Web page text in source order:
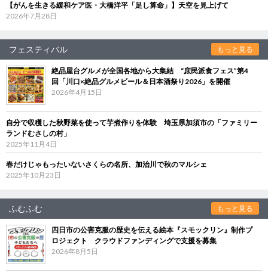
【がんを生きる緩和ケア医・大橋洋平「足し算命」】天空を見上げて
2026年7月28日
フェスティバル もっと見る
絶品屋台グルメが全国各地から大集結 “庶民派食フェス”第4
回「川口×絶品グルメビール＆日本酒祭り2026」を開催
2026年4月15日
自分で収穫した秋野菜を使って芋煮作りを体験 埼玉県加須市の「ファミリー
ランドむさしの村」
2025年11月4日
春だけじゃもったいないさくらの名所、加治川で秋のマルシェ
2025年10月23日
ふむふむ もっと見る
四日市の公害克服の歴史を伝える絵本『スモックリン』制作プ
ロジェクト クラウドファンディングで支援を募集
2026年8月5日